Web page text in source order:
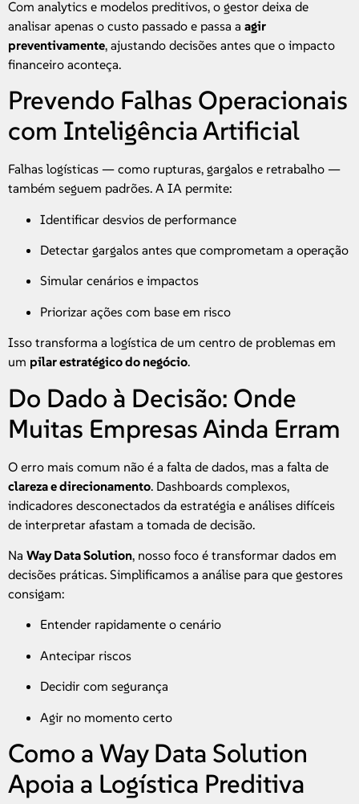
Com analytics e modelos preditivos, o gestor deixa de
analisar apenas o custo passado e passa a agir
preventivamente, ajustando decisões antes que o impacto
financeiro aconteça.
Prevendo Falhas Operacionais
com Inteligência Artificial
Falhas logísticas — como rupturas, gargalos e retrabalho —
também seguem padrões. A IA permite:
Identificar desvios de performance
Detectar gargalos antes que comprometam a operação
Simular cenários e impactos
Priorizar ações com base em risco
Isso transforma a logística de um centro de problemas em
um pilar estratégico do negócio.
Do Dado à Decisão: Onde
Muitas Empresas Ainda Erram
O erro mais comum não é a falta de dados, mas a falta de
clareza e direcionamento. Dashboards complexos,
indicadores desconectados da estratégia e análises difíceis
de interpretar afastam a tomada de decisão.
Na Way Data Solution, nosso foco é transformar dados em
decisões práticas. Simplificamos a análise para que gestores
consigam:
Entender rapidamente o cenário
Antecipar riscos
Decidir com segurança
Agir no momento certo
Como a Way Data Solution
Apoia a Logística Preditiva